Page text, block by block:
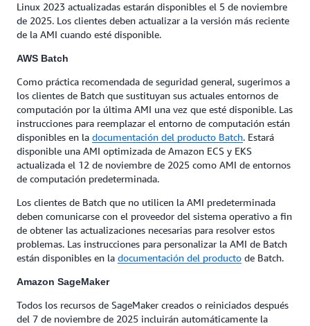
Linux 2023 actualizadas estarán disponibles el 5 de noviembre
de 2025. Los clientes deben actualizar a la versión más reciente
de la AMI cuando esté disponible.
AWS Batch
Como práctica recomendada de seguridad general, sugerimos a
los clientes de Batch que sustituyan sus actuales entornos de
computación por la última AMI una vez que esté disponible. Las
instrucciones para reemplazar el entorno de computación están
disponibles en la documentación del producto Batch. Estará
disponible una AMI optimizada de Amazon ECS y EKS
actualizada el 12 de noviembre de 2025 como AMI de entornos
de computación predeterminada.
Los clientes de Batch que no utilicen la AMI predeterminada
deben comunicarse con el proveedor del sistema operativo a fin
de obtener las actualizaciones necesarias para resolver estos
problemas. Las instrucciones para personalizar la AMI de Batch
están disponibles en la documentación del producto de Batch.
Amazon SageMaker
Todos los recursos de SageMaker creados o reiniciados después
del 7 de noviembre de 2025 incluirán automáticamente la